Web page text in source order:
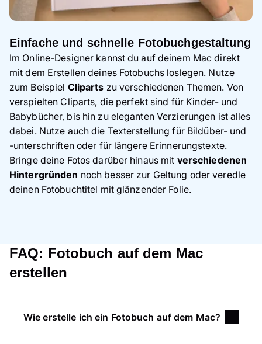
Einfache und schnelle Fotobuchgestaltung
Im Online-Designer kannst du auf deinem Mac direkt
mit dem Erstellen deines Fotobuchs loslegen. Nutze
zum Beispiel Cliparts zu verschiedenen Themen. Von
verspielten Cliparts, die perfekt sind für Kinder- und
Babybücher, bis hin zu eleganten Verzierungen ist alles
dabei. Nutze auch die Texterstellung für Bildüber- und
-unterschriften oder für längere Erinnerungstexte.
Bringe deine Fotos darüber hinaus mit verschiedenen
Hintergründen noch besser zur Geltung oder veredle
deinen Fotobuchtitel mit glänzender Folie.
FAQ: Fotobuch auf dem Mac
erstellen
Wie erstelle ich ein Fotobuch auf dem Mac?